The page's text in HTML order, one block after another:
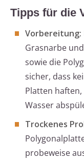
Tipps für die
Vorbereitung:
Grasnarbe
sowie die
sicher, dass
Platten
Wasser
Trockenes
probeweise